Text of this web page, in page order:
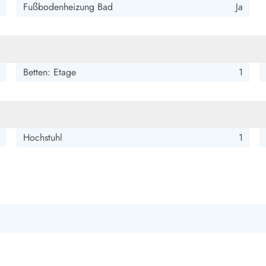
Fußbodenheizung Bad Ja
Betten: Etage 1
Hochstuhl 1